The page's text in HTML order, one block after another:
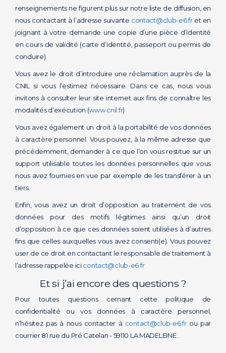
renseignements ne figurent plus sur notre liste de diffusion, en
nous contactant à l’adresse suivante contact@club-e6.fret en
joignant à votre demande une copie d’une pièce d’identité
en cours de validité (carte d’identité, passeport ou permis de
conduire).
Vous avez le droit d’introduire une réclamation auprès de la
CNIL si vous l’estimez nécessaire. Dans ce cas, nous vous
invitons à consulter leur site internet aux fins de connaître les
modalités d’exécution (www.cnil.fr)
Vous avez également un droit à la portabilité de vos données
à caractère personnel. Vous pouvez, à la même adresse que
précédemment, demander à ce que l’on vous restitue sur un
support utilisable toutes les données personnelles que vous
nous avez fournies en vue par exemple de les transférer à un
tiers.
Enfin, vous avez un droit d’opposition au traitement de vos
données pour des motifs légitimes ainsi qu’un droit
d’opposition à ce que ces données soient utilisées à d’autres
fins que celles auxquelles vous avez consenti(e). Vous pouvez
user de ce droit en contactant le responsable de traitement à
l’adresse rappelée icicontact@club-e6.fr
Et si j’ai encore des questions ?
Pour toutes questions cernant cette politique de
confidentialité ou vos données à caractère personnel,
n’hésitez pas à nous contacter à contact@club-e6.frou par
courrier 81 rue du Pré Catelan - 59110 LA MADELEINE .